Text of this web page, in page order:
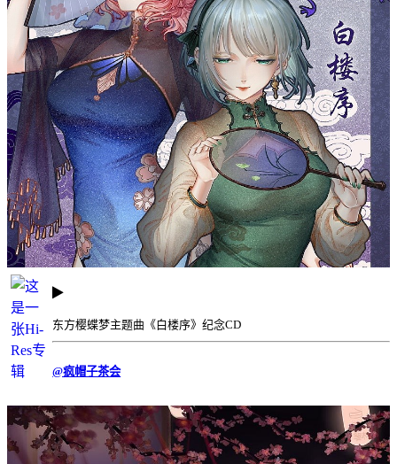
东方樱蝶梦主题曲《白楼序》纪念CD
@疯帽子茶会